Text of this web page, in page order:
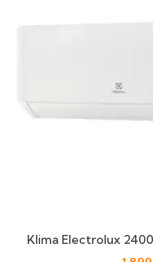
Klima Electrolux